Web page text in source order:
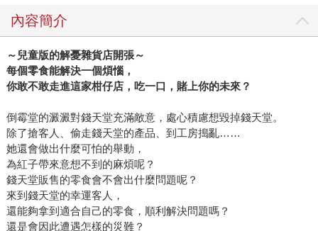
內容簡介
～兒童版的解憂雜貨店開張～
每個零食能解決一個煩惱，
你敢不敢走進這家柑仔店，吃一口，賭上你的未來？
倒霉堂的澱澱對錢天堂充滿敵意，處心積慮想毀掉錢天堂。
除了搶客人、偷走錢天堂的產品、到工房搗亂……
她還會做出什麼可怕的舉動，
為紅子帶來意想不到的麻煩呢？
錢天堂販售的零食會不會出什麼問題呢？
來到錢天堂的幸運客人，
還能夠拿到適合自己的零食，順利解決問題嗎？
還是會因此遭遇怎樣的災難？